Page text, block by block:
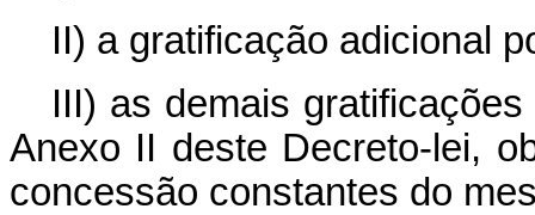
II) a gratificação adicional
III) as demais
Anexo II deste Decreto-lei,
concessão constantes do